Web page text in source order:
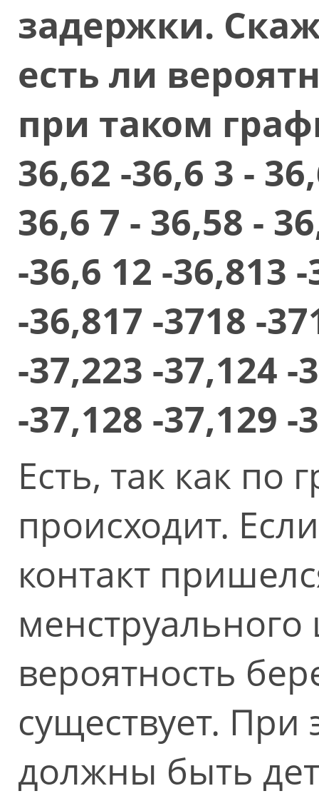
задержки.
есть ли
при таком
36,62 -36,6 3 -
36,6 7 - 36,58 -
-36,6 12 -36,813
-36,817 -3718 -
-37,223 -37,124 -
-37,128 -37,129
Есть, так как по
происходит.
контакт
менструального
вероятность
существует.
должны быть